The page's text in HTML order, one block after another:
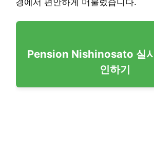
경에서 편안하게 머물렀습니다.
Pension Nishinosato 실
인하기